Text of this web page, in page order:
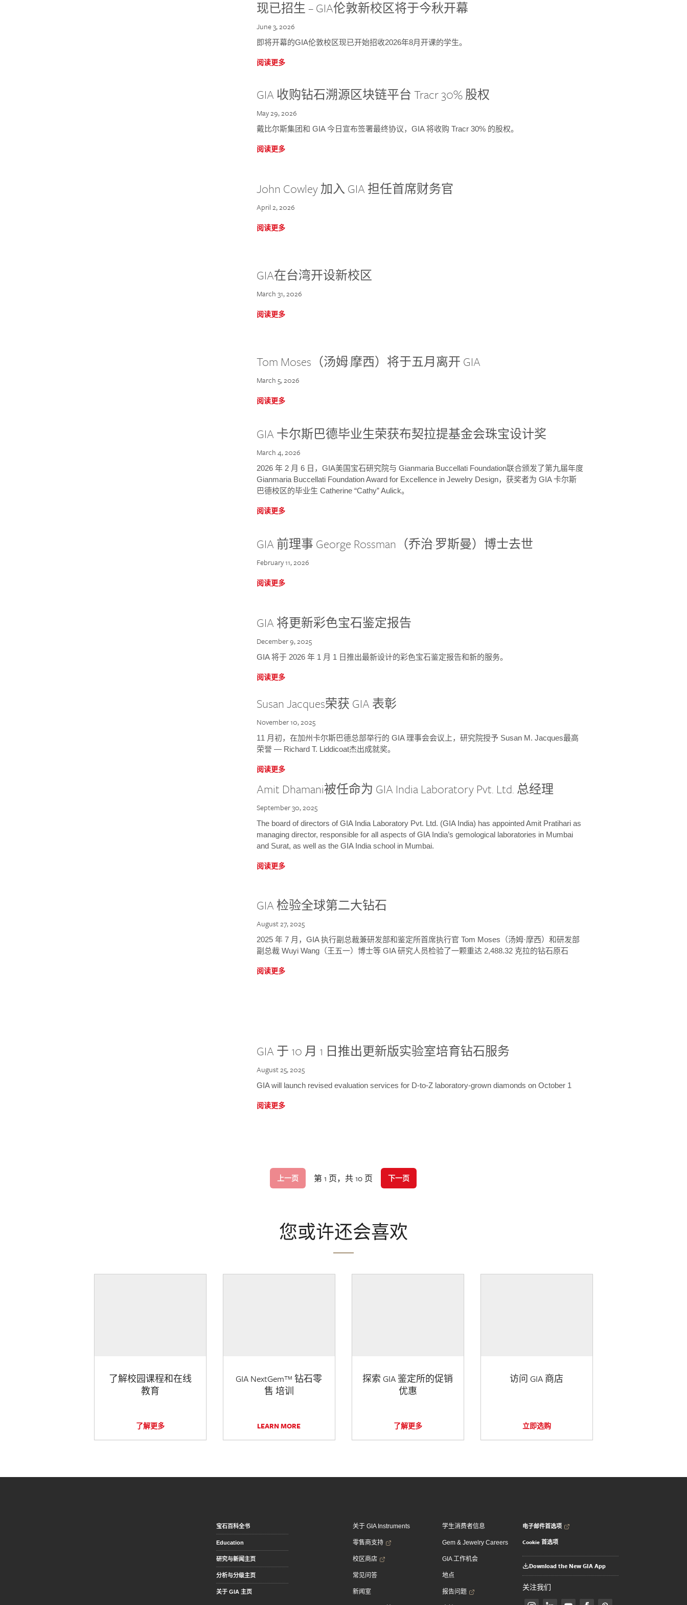
现已招生 – GIA伦敦新校区将于今秋开幕
June 3, 2026
即将开幕的GIA伦敦校区现已开始招收2026年8月开课的学生。
阅读更多
GIA 收购钻石溯源区块链平台 Tracr 30% 股权
May 29, 2026
戴比尔斯集团和 GIA 今日宣布签署最终协议，GIA 将收购 Tracr 30% 的股权。
阅读更多
John Cowley 加入 GIA 担任首席财务官
April 2, 2026
阅读更多
GIA在台湾开设新校区
March 31, 2026
阅读更多
Tom Moses（汤姆·摩西）将于五月离开 GIA
March 5, 2026
阅读更多
GIA 卡尔斯巴德毕业生荣获布契拉提基金会珠宝设计奖
March 4, 2026
2026 年 2 月 6 日，GIA美国宝石研究院与 Gianmaria Buccellati Foundation联合颁发了第九届年度
Gianmaria Buccellati Foundation Award for Excellence in Jewelry Design，获奖者为 GIA 卡尔斯
巴德校区的毕业生 Catherine “Cathy” Aulick。
阅读更多
GIA 前理事 George Rossman（乔治·罗斯曼）博士去世
February 11, 2026
阅读更多
GIA 将更新彩色宝石鉴定报告
December 9, 2025
GIA 将于 2026 年 1 月 1 日推出最新设计的彩色宝石鉴定报告和新的服务。
阅读更多
Susan Jacques荣获 GIA 表彰
November 10, 2025
11 月初，在加州卡尔斯巴德总部举行的 GIA 理事会会议上，研究院授予 Susan M. Jacques最高
荣誉 — Richard T. Liddicoat杰出成就奖。
阅读更多
Amit Dhamani被任命为 GIA India Laboratory Pvt. Ltd. 总经理
September 30, 2025
The board of directors of GIA India Laboratory Pvt. Ltd. (GIA India) has appointed Amit Pratihari as
managing director, responsible for all aspects of GIA India’s gemological laboratories in Mumbai
and Surat, as well as the GIA India school in Mumbai.
阅读更多
GIA 检验全球第二大钻石
August 27, 2025
2025 年 7 月，GIA 执行副总裁兼研发部和鉴定所首席执行官 Tom Moses（汤姆·摩西）和研发部
副总裁 Wuyi Wang（王五一）博士等 GIA 研究人员检验了一颗重达 2,488.32 克拉的钻石原石
阅读更多
GIA 于 10 月 1 日推出更新版实验室培育钻石服务
August 25, 2025
GIA will launch revised evaluation services for D-to-Z laboratory-grown diamonds on October 1
阅读更多
上一页 第 1 页，共 10 页 下一页
您或许还会喜欢
了解校园课程和在线
教育
了解更多
GIA NextGem™ 钻石零
售 培训
LEARN MORE
探索 GIA 鉴定所的促销
优惠
了解更多
访问 GIA 商店
立即选购
宝石百科全书
Education
研究与新闻主页
分析与分级主页
关于 GIA 主页
关于 GIA Instruments
零售商支持
校区商店
常见问答
新闻室
学生消费者信息
Gem & Jewelry Careers
GIA 工作机会
地点
报告问题
电子邮件首选项
Cookie 首选项
Download the New GIA App
关注我们